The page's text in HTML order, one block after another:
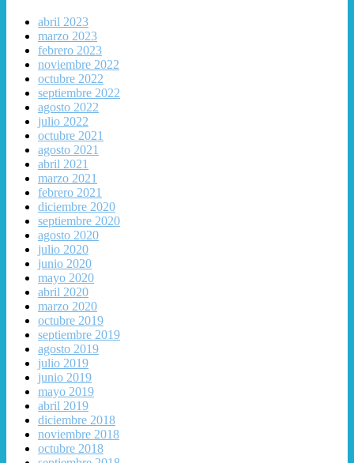
abril 2023
marzo 2023
febrero 2023
noviembre 2022
octubre 2022
septiembre 2022
agosto 2022
julio 2022
octubre 2021
agosto 2021
abril 2021
marzo 2021
febrero 2021
diciembre 2020
septiembre 2020
agosto 2020
julio 2020
junio 2020
mayo 2020
abril 2020
marzo 2020
octubre 2019
septiembre 2019
agosto 2019
julio 2019
junio 2019
mayo 2019
abril 2019
diciembre 2018
noviembre 2018
octubre 2018